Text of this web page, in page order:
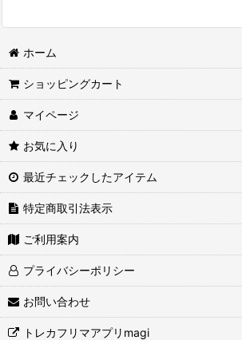
ホーム
ショッピングカート
マイページ
お気に入り
最近チェックしたアイテム
特定商取引法表示
ご利用案内
プライバシーポリシー
お問い合わせ
トレカフリマアプリmagi